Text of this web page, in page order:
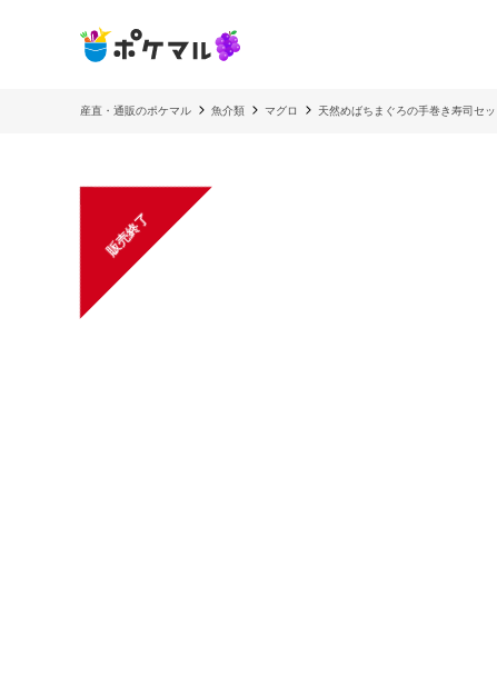
産直・通販のポケマル 魚介類 マグロ 天然めばちまぐろの手巻き寿司セッ
販売終了